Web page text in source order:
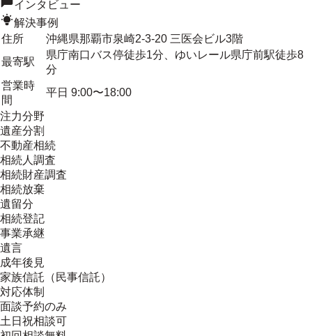
インタビュー
解決事例
住所
沖縄県那覇市泉崎2-3-20 三医会ビル3階
最寄駅
県庁南口バス停徒歩1分、ゆいレール県庁前駅徒歩8
分
営業時
間
平日 9:00〜18:00
注力分野
遺産分割
不動産相続
相続人調査
相続財産調査
相続放棄
遺留分
相続登記
事業承継
遺言
成年後見
家族信託（民事信託）
対応体制
面談予約のみ
土日祝相談可